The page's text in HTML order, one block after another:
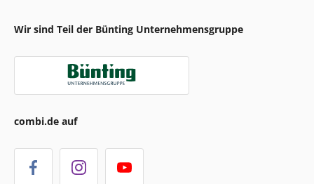
Wir sind Teil der Bünting Unternehmensgruppe
combi.de auf